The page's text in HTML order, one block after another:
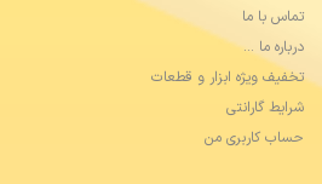
تماس با ما
درباره ما …
تخفیف ویژه ابزار و قطعات
شرایط گارانتی
حساب کاربری من